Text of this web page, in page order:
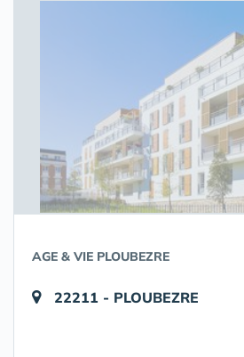
AGE & VIE PLOUBEZRE
22211 - PLOUBEZRE